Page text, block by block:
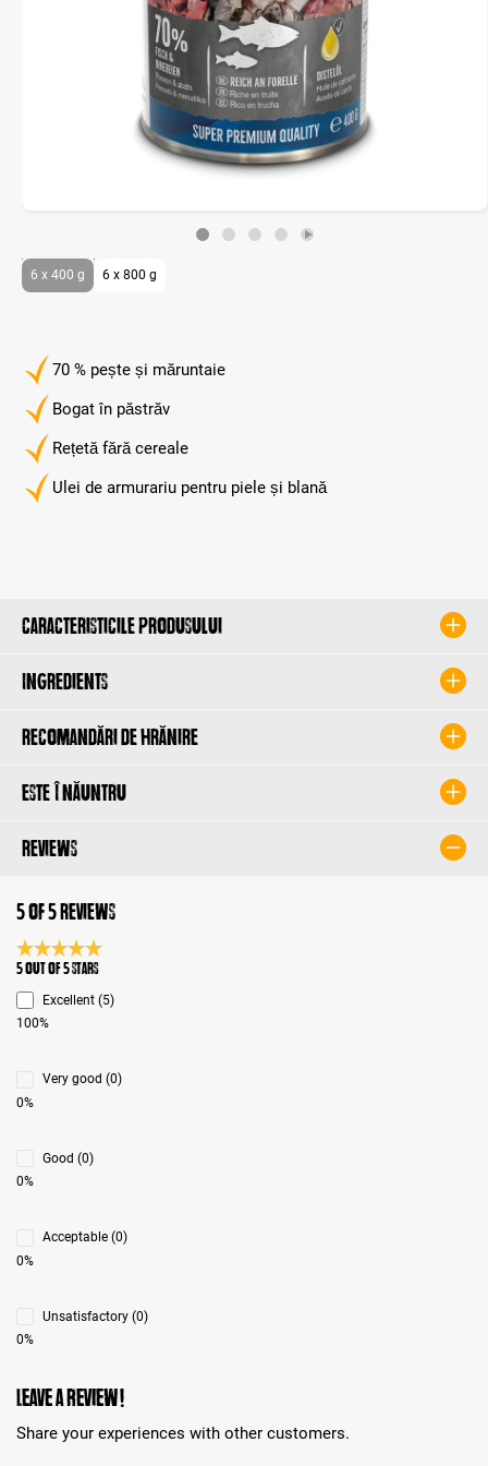
70 % pește și măruntaie
Bogat în păstrăv
Rețetă fără cereale
Ulei de armurariu pentru piele și blană
6 x 400 g 6 x 800 g
Caracteristicile produsului
Ingredients
Recomandări de hrănire
Este înăuntru
Reviews
5 of 5 reviews
Average rating 5 of 5 Stars
5 out of 5 stars
Excellent (5)
100%
Very good (0)
0%
Good (0)
0%
Acceptable (0)
0%
Unsatisfactory (0)
0%
Leave a review!
Share your experiences with other customers.